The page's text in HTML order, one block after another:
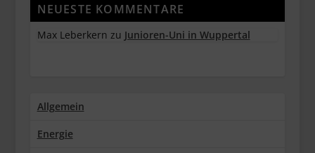
NEUESTE KOMMENTARE
Max Leberkern zu Junioren-Uni in Wuppertal
Allgemein
Energie